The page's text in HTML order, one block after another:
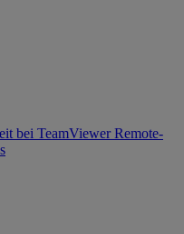
bei TeamViewer Remote-